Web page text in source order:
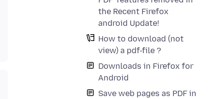
the Recent Firefox
android Update!
How to download (not
view) a pdf-file ?
Downloads in Firefox for
Android
Save web pages as PDF in